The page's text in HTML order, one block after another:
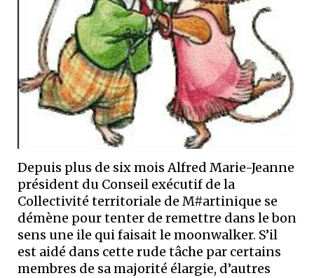
Depuis plus de six mois Alfred Marie-Jeanne
président du Conseil exécutif de la
Collectivité territoriale de M#artinique se
démène pour tenter de remettre dans le bon
sens une ile qui faisait le moonwalker. S’il
est aidé dans cette rude tâche par certains
membres de sa majorité élargie, d’autres